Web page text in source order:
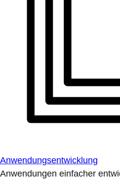
Anwendungsentwicklung
Anwendungen einfacher